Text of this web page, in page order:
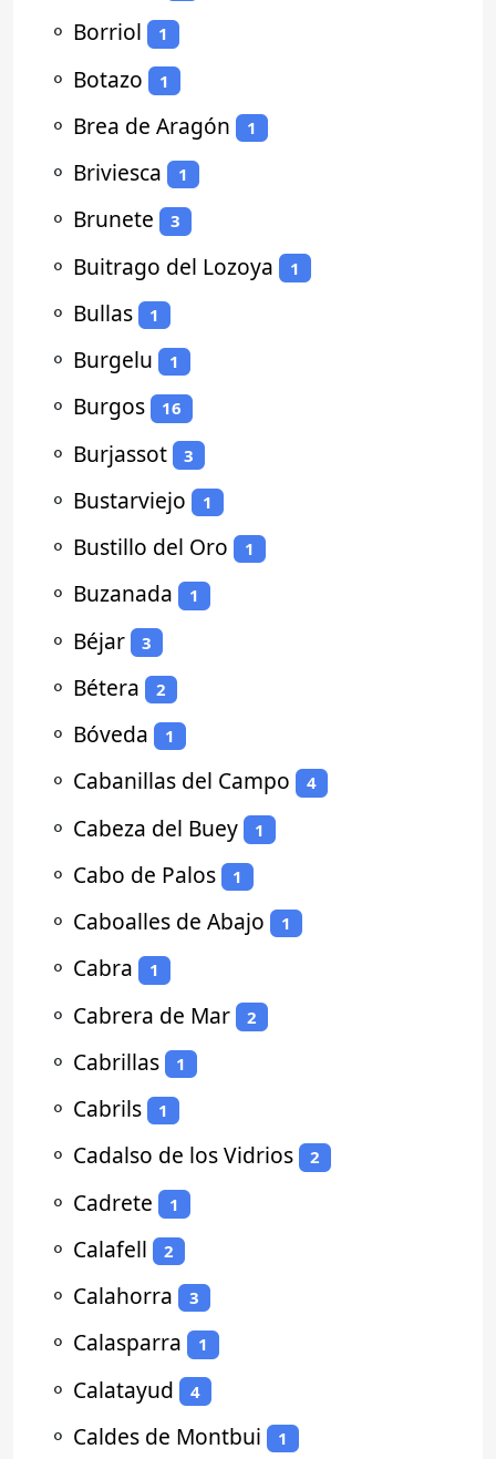
⚬ Borriol 1
⚬ Botazo 1
⚬ Brea de Aragón 1
⚬ Briviesca 1
⚬ Brunete 3
⚬ Buitrago del Lozoya 1
⚬ Bullas 1
⚬ Burgelu 1
⚬ Burgos 16
⚬ Burjassot 3
⚬ Bustarviejo 1
⚬ Bustillo del Oro 1
⚬ Buzanada 1
⚬ Béjar 3
⚬ Bétera 2
⚬ Bóveda 1
⚬ Cabanillas del Campo 4
⚬ Cabeza del Buey 1
⚬ Cabo de Palos 1
⚬ Caboalles de Abajo 1
⚬ Cabra 1
⚬ Cabrera de Mar 2
⚬ Cabrillas 1
⚬ Cabrils 1
⚬ Cadalso de los Vidrios 2
⚬ Cadrete 1
⚬ Calafell 2
⚬ Calahorra 3
⚬ Calasparra 1
⚬ Calatayud 4
⚬ Caldes de Montbui 1